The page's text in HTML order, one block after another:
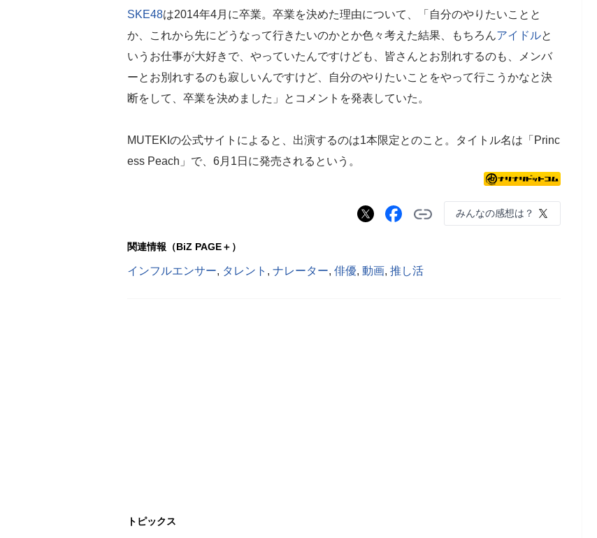
SKE48は2014年4月に卒業。卒業を決めた理由について、「自分のやりたいことと
か、これから先にどうなって行きたいのかとか色々考えた結果、もちろんアイドルと
いうお仕事が大好きで、やっていたんですけども、皆さんとお別れするのも、メンバ
ーとお別れするのも寂しいんですけど、自分のやりたいことをやって行こうかなと決
断をして、卒業を決めました」とコメントを発表していた。
MUTEKIの公式サイトによると、出演するのは1本限定とのこと。タイトル名は「Princ
ess Peach」で、6月1日に発売されるという。
みんなの感想は？
関連情報（BiZ PAGE＋）
インフルエンサー, タレント , ナレーター, 俳優, 動画, 推し活
トピックス